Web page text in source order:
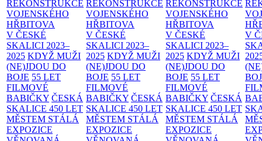
REKONSTRUKCE
VOJENSKÉHO
HŘBITOVA
V ČESKÉ
SKALICI 2023–
2025 KDYŽ MUŽI
(NE)JDOU DO
BOJE 55 LET
FILMOVÉ
BABIČKY ČESKÁ
SKALICE 450 LET
MĚSTEM STÁLÁ
EXPOZICE
REKONSTRUKCE
VOJENSKÉHO
HŘBITOVA
V ČESKÉ
SKALICI 2023–
2025 KDYŽ MUŽI
(NE)JDOU DO
BOJE 55 LET
FILMOVÉ
BABIČKY ČESKÁ
SKALICE 450 LET
MĚSTEM STÁLÁ
EXPOZICE
REKONSTRUKCE
VOJENSKÉHO
HŘBITOVA
V ČESKÉ
SKALICI 2023–
2025 KDYŽ MUŽI
(NE)JDOU DO
BOJE 55 LET
FILMOVÉ
BABIČKY ČESKÁ
SKALICE 450 LET
MĚSTEM STÁLÁ
EXPOZICE
V